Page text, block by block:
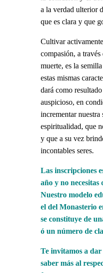
a la verdad ulterior
que es clara y que
Cultivar
compasión, a
muerte, es la
estas mismas
dará como
auspicioso, en
incrementar nuestra
espiritualidad, que
y que a su vez
incontables seres.
Las inscripciones
año y no
Nuestro modelo
el del Monasterio
se constituye de
ó un número de
Te invitamos a
saber más al